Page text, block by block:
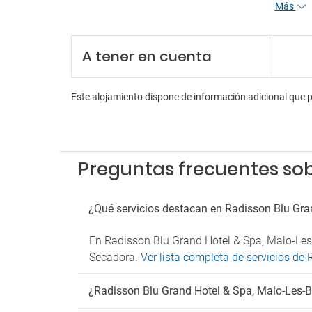
No
Más
A tener en cuenta
Este alojamiento dispone de información adicional que
Preguntas frecuentes
¿Qué servicios destacan en Radisson Blu
En Radisson Blu Grand Hotel & Spa, Malo-
Secadora. Ver lista completa de servicios de
¿Radisson Blu Grand Hotel & Spa, Malo-